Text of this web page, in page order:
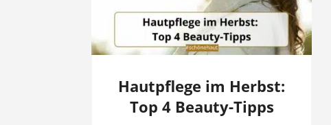
Hautpflege im Herbst:
Top 4 Beauty-Tipps